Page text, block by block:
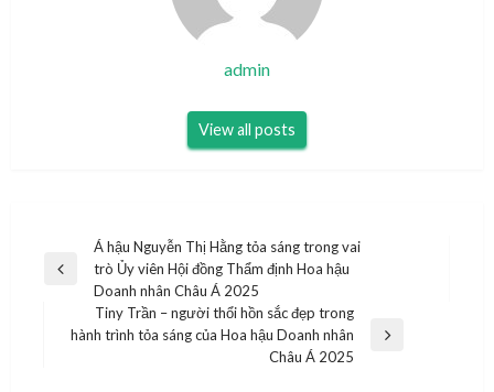
admin
View all posts
hướng
viết
Previous
Á hậu Nguyễn Thị Hằng tỏa sáng trong vai
trò Ủy viên Hội đồng Thẩm định Hoa hậu
Doanh nhân Châu Á 2025
Next
Tiny Trần – người thổi hồn sắc đẹp trong
hành trình tỏa sáng của Hoa hậu Doanh nhân
Châu Á 2025